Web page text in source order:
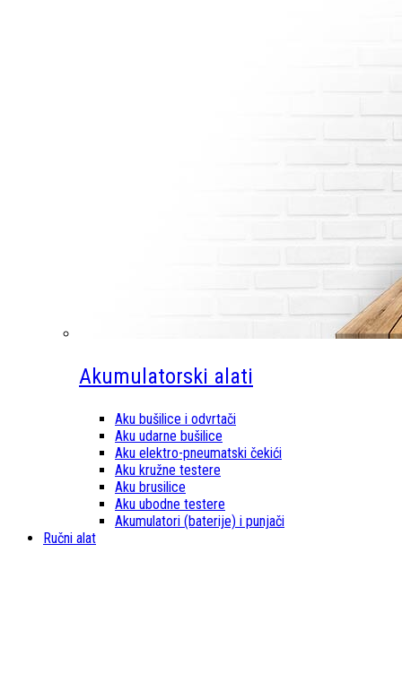
Akumulatorski alati
Aku bušilice i odvrtači
Aku udarne bušilice
Aku elektro-pneumatski čekići
Aku kružne testere
Aku brusilice
Aku ubodne testere
Akumulatori (baterije) i punjači
Ručni alat